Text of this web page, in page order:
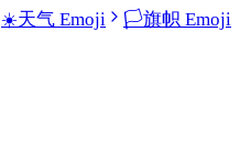
☀️天气 Emoji 🏳️旗帜 Emoji